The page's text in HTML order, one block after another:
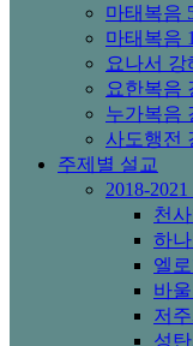
마태복음
마태복음
요나서 강
요한복음
누가복음
사도행전
주제별 설교
2018-
천
하
엘
바
저
성